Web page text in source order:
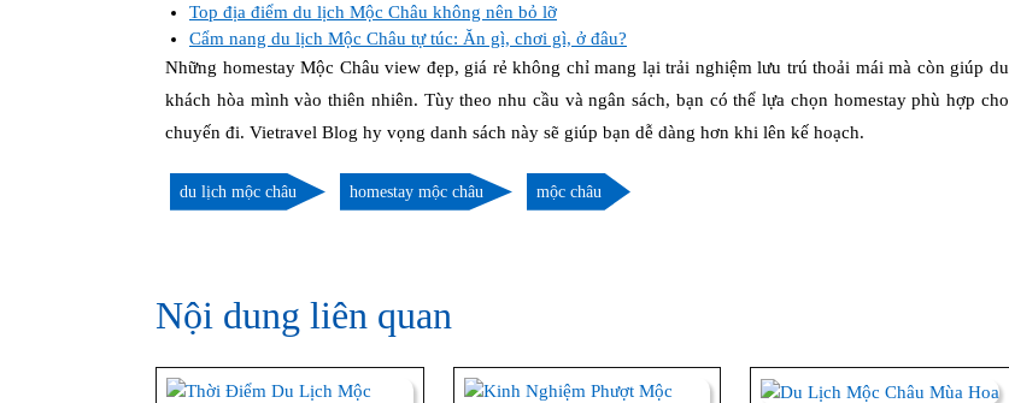
Top địa điểm du lịch Mộc Châu không nên bỏ lỡ
Cẩm nang du lịch Mộc Châu tự túc: Ăn gì, chơi gì, ở đâu?
Những homestay Mộc Châu view đẹp, giá rẻ không chỉ mang lại trải nghiệm lưu trú thoải mái mà còn giúp du
khách hòa mình vào thiên nhiên. Tùy theo nhu cầu và ngân sách, bạn có thể lựa chọn homestay phù hợp cho
chuyến đi. Vietravel Blog hy vọng danh sách này sẽ giúp bạn dễ dàng hơn khi lên kế hoạch.
du lịch mộc châu homestay mộc châu mộc châu
Nội dung liên quan